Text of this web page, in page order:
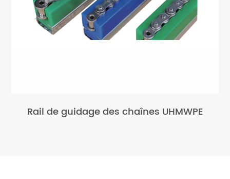
Rail de guidage des chaînes UHMWPE